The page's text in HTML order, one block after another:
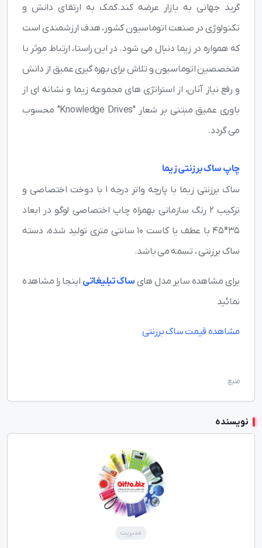
گرید جهانی به بازار عرضه کند.کمک به ارتقای دانش و
تکنولوژی در صنعت اتوماسیون کشور، هدف ارزشمندی است
که همواره در زیما دنبال می شود. در این راستا، ارتباط موثر با
متخصصین اتوماسیون و تلاش برای بهره گیری عمیق از دانش
و رفع نیاز آنان، از استراتژی های مجموعه زیما و نشانه ای از
باوری عمیق مبتنی بر شعار "Knowledge Drives" محسوب
می گردد.
چاپ ساک برزنتی زیما
ساک برزنتی زیما با پارچه واتر درجه 1 با دوخت اختصاصی و
ترکیب 2 رنگ سازمانی بهمراه چاپ اختصاصی لوگو در ابعاد
35*45 با عطف یا کاست 10 سانتی متری تولید شده، دسته
ساک برزنتی ، تسمه می باشد.
برای مشاهده سایر مدل های ساک تبلیغاتی اینجا را مشاهده
نمائید
مشاهده قیمت ساک برزنتی
منبع:
نویسنده
مدیریت